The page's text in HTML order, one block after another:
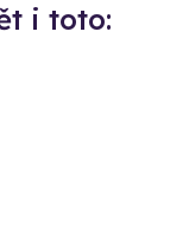
i toto: